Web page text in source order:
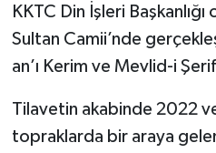
KKTC Din İşleri
Sultan Camii’nde
an’ı Kerim ve Mevlid-i
Tilavetin akabinde 2022
topraklarda bir araya gelen
Bingöl Müftülüğü
Bitlis Müftülüğü
Bolu Müftülüğü
Sağlık
Makaleler